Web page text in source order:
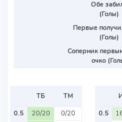
Обе
(Голы)
Первые
(Голы)
Соперник
очко
ТБ
ТМ
0.5
20/20
0/20
0.5